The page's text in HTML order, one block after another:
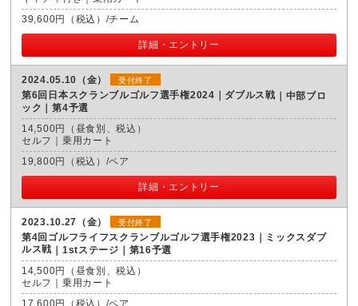
39,600円（税込）/チーム
詳細・エントリー
2024.05.10（金） 受付終了
第6回日本スクランブルゴルフ選手権2024｜ダブルス戦
中部ブロ
ック｜第4予選
14,500円（昼食別、税込）
セルフ｜乗用カート
19,800円（税込）/ペア
詳細・エントリー
2023.10.27（金） 受付終了
第4回ゴルフライフスクランブルゴルフ選手権2023｜ミックスダブ
ルス戦
1stステージ｜第16予選
14,500円（昼食別、税込）
セルフ｜乗用カート
17,600円（税込）/ペア